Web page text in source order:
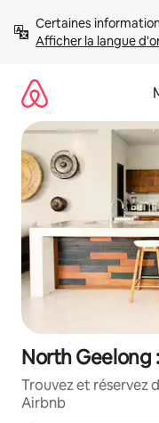
directement
Afficher la langue
North Geelong
Trouvez et réservez
Airbnb